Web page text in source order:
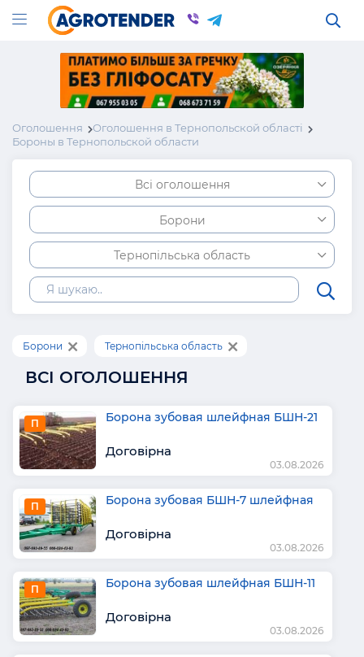
Оголошення
Оголошення в Тернопольской області
Бороны в Тернопольской области
Всі оголошення
Борони
Тернопільська область
Борони Тернопільська область
ВСІ ОГОЛОШЕННЯ
П Борона зубовая шлейфная БШН-21
Договірна
03.08.2026
П Борона зубовая БШН-7 шлейфная
Договірна
03.08.2026
П Борона зубовая шлейфная БШН-11
Договірна
03.08.2026